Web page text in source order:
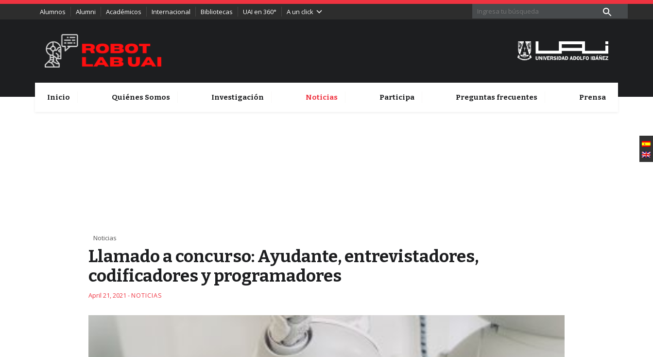
Alumnos Alumni Académicos Internacional Bibliotecas UAI en 360° A un click
Inicio Quiénes Somos Investigación Noticias Participa Preguntas frecuentes Prensa
Noticias
Llamado a concurso: Ayudante, entrevistadores,
codificadores y programadores
April 21, 2021 -NOTICIAS